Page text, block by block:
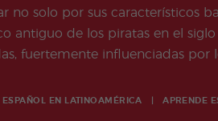
no solo por sus característicos
antiguo de los piratas en el
fuertemente influenciadas por
ESPAÑOL EN LATINOAMÉRICA APRENDE